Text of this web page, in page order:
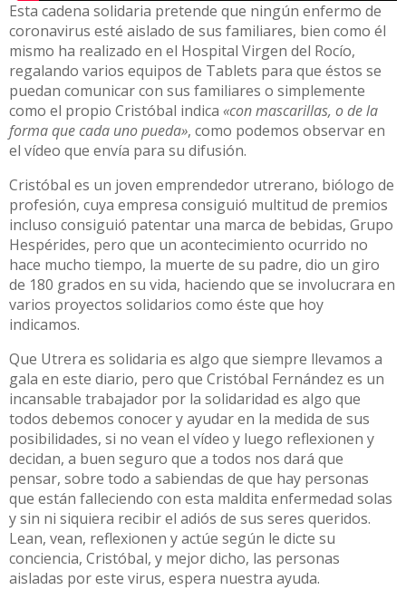
Esta cadena solidaria pretende que ningún enfermo de
coronavirus esté aislado de sus familiares, bien como él
mismo ha realizado en el Hospital Virgen del Rocío,
regalando varios equipos de Tablets para que éstos se
puedan comunicar con sus familiares o simplemente
como el propio Cristóbal indica «con mascarillas, o de la
forma que cada uno pueda», como podemos observar en
el vídeo que envía para su difusión.
Cristóbal es un joven emprendedor utrerano, biólogo de
profesión, cuya empresa consiguió multitud de premios
incluso consiguió patentar una marca de bebidas, Grupo
Hespérides, pero que un acontecimiento ocurrido no
hace mucho tiempo, la muerte de su padre, dio un giro
de 180 grados en su vida, haciendo que se involucrara en
varios proyectos solidarios como éste que hoy
indicamos.
Que Utrera es solidaria es algo que siempre llevamos a
gala en este diario, pero que Cristóbal Fernández es un
incansable trabajador por la solidaridad es algo que
todos debemos conocer y ayudar en la medida de sus
posibilidades, si no vean el vídeo y luego reflexionen y
decidan, a buen seguro que a todos nos dará que
pensar, sobre todo a sabiendas de que hay personas
que están falleciendo con esta maldita enfermedad solas
y sin ni siquiera recibir el adiós de sus seres queridos.
Lean, vean, reflexionen y actúe según le dicte su
conciencia, Cristóbal, y mejor dicho, las personas
aisladas por este virus, espera nuestra ayuda.